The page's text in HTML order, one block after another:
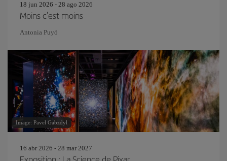
18 jun 2026 - 28 ago 2026
Moins c'est moins
Antonia Puyó
Image: Pavel Gabzdyl
16 abr 2026 - 28 mar 2027